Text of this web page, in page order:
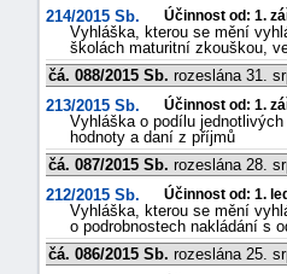
214/2015 Sb.
Účinnost od: 1.
Vyhláška, kterou se mění
školách maturitní zkouškou,
čá. 088/2015 Sb. rozeslána 31.
213/2015 Sb.
Účinnost od: 1.
Vyhláška o podílu
hodnoty a daní z příjmů
čá. 087/2015 Sb. rozeslána 28.
212/2015 Sb.
Účinnost od: 1.
Vyhláška, kterou se mění
o podrobnostech nakládání s
čá. 086/2015 Sb. rozeslána 25.